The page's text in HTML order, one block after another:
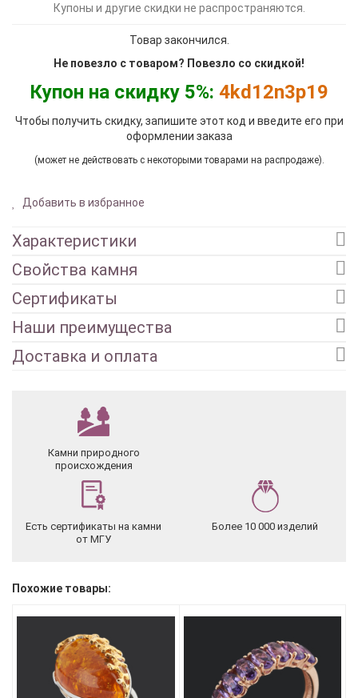
Купоны и другие скидки не распространяются.
Товар закончился.
Не повезло с товаром? Повезло со скидкой!
Купон на скидку 5%: 4kd12n3p19
Чтобы получить скидку, запишите этот код и введите его при
оформлении заказа
(может не действовать с некоторыми товарами на распродаже).
Добавить в избранное
Характеристики
Свойства камня
Сертификаты
Наши преимущества
Доставка и оплата
Камни природного
происхождения
Есть сертификаты на камни
от МГУ
Более 10 000 изделий
Похожие товары: